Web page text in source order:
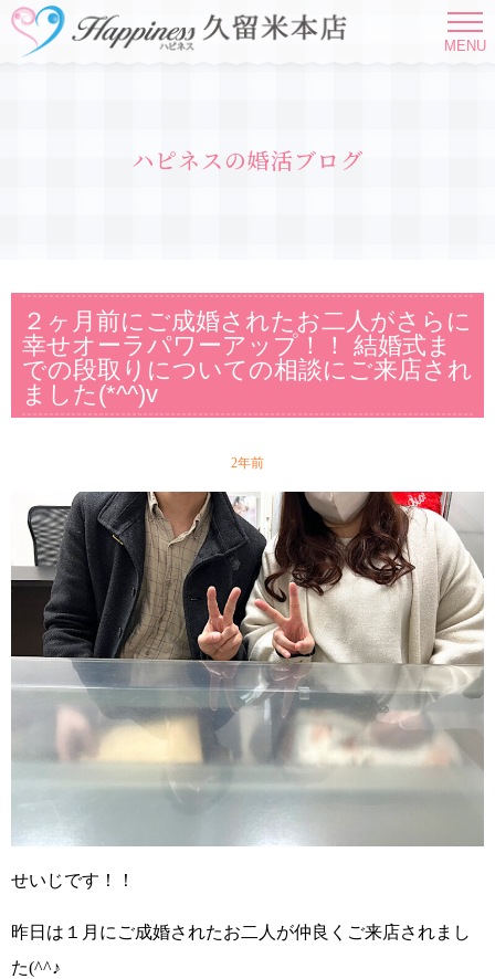
MENU
ハピネスの婚活ブログ
２ヶ月前にご成婚されたお二人がさらに
幸せオーラパワーアップ！！ 結婚式ま
での段取りについての相談にご来店され
ました(*^^)v
2年前
せいじです！！
昨日は １月にご成婚されたお二人が仲良くご来店されまし
た(^^♪